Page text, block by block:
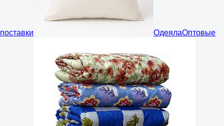
поставки ОдеялаОптовые